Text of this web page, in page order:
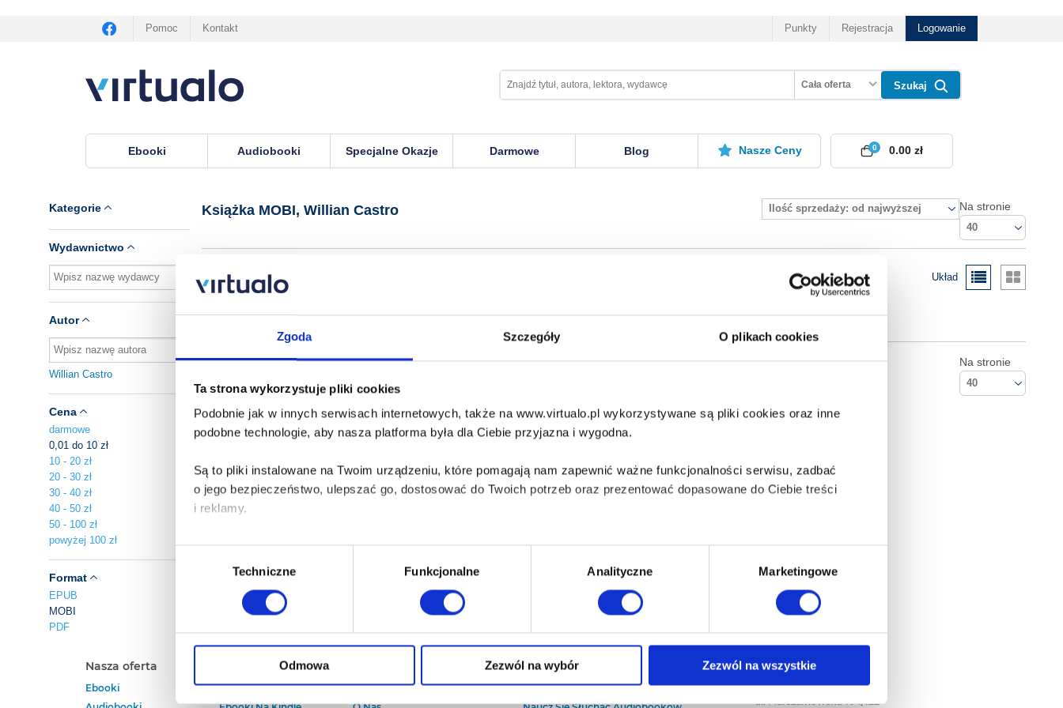
Zgoda Szczegóły O plikach cookies
Ta strona wykorzystuje pliki cookies
Podobnie jak w innych serwisach internetowych, także na www.virtualo.pl wykorzystywane są pliki cookies oraz inne
podobne technologie, aby nasza platforma była dla Ciebie przyjazna i wygodna.
Są to pliki instalowane na Twoim urządzeniu, które pomagają nam zapewnić ważne funkcjonalności serwisu, zadbać
o jego bezpieczeństwo, ulepszać go, dostosować do Twoich potrzeb oraz prezentować dopasowane do Ciebie treści
i reklamy.
Poza plikami, które są nam niezbędne do prawidłowego i bezpiecznego działania serwisu - są także takie, które wymagają
Twojej zgody.
Każda udzielona zgoda poprawi Twoje doświadczenia jeśli jesteś naszym Użytkownikiem.
Techniczne Funkcjonalne Analityczne Marketingowe
Odmowa Zezwól na wybór Zezwól na wszystkie
Pomoc Kontakt Punkty Rejestracja Logowanie
Cała oferta Szukaj
Ebooki Audiobooki Specjalne Okazje Darmowe Blog Nasze Ceny 0
0.00 zł
Kategorie
Wydawnictwo
Autor
Willian Castro
Cena
darmowe
0,01 do 10 zł
10 - 20 zł
20 - 30 zł
30 - 40 zł
40 - 50 zł
50 - 100 zł
powyżej 100 zł
Format
EPUB
MOBI
PDF
Książka MOBI, Willian Castro Ilość sprzedaży: od najwyższej Na stronie
40
Układ
Brak pozycji.
Na stronie
40
Nasza oferta
Ebooki
Polecamy
Darmowe Ebooki
Kontakt
Baza wiedzy
Który Format Ebooka Wybrać?
Kontakt
Empik S.A
ul. Marszałkowska 104/122